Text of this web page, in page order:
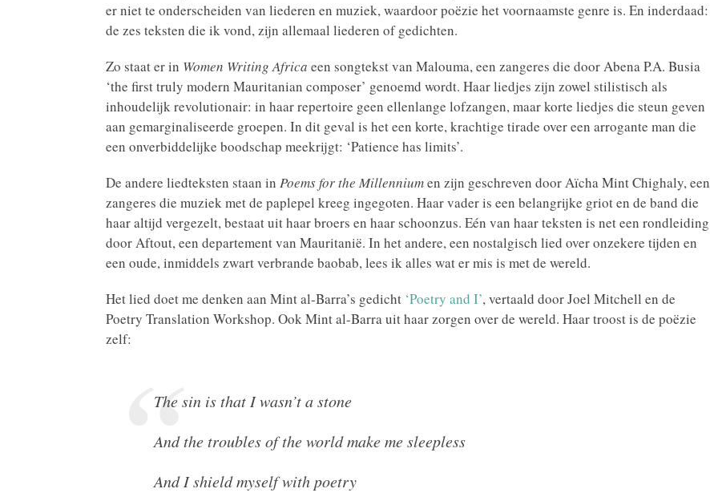
er niet te onderscheiden van liederen en muziek, waardoor poëzie het voornaamste genre is. En inderdaad:
de zes teksten die ik vond, zijn allemaal liederen of gedichten.
Zo staat er in Women Writing Africa een songtekst van Malouma, een zangeres die door Abena P.A. Busia
‘the first truly modern Mauritanian composer’ genoemd wordt. Haar liedjes zijn zowel stilistisch als
inhoudelijk revolutionair: in haar repertoire geen ellenlange lofzangen, maar korte liedjes die steun geven
aan gemarginaliseerde groepen. In dit geval is het een korte, krachtige tirade over een arrogante man die
een onverbiddelijke boodschap meekrijgt: ‘Patience has limits’.
De andere liedteksten staan in Poems for the Millenniumen zijn geschreven door Aïcha Mint Chighaly, een
zangeres die muziek met de paplepel kreeg ingegoten. Haar vader is een belangrijke griot en de band die
haar altijd vergezelt, bestaat uit haar broers en haar schoonzus. Eén van haar teksten is net een rondleiding
door Aftout, een departement van Mauritanië. In het andere, een nostalgisch lied over onzekere tijden en
een oude, inmiddels zwart verbrande baobab, lees ik alles wat er mis is met de wereld.
Het lied doet me denken aan Mint al-Barra’s gedicht ‘Poetry and I’, vertaald door Joel Mitchell en de
Poetry Translation Workshop. Ook Mint al-Barra uit haar zorgen over de wereld. Haar troost is de poëzie
zelf:
The sin is that I wasn’t a stone
And the troubles of the world make me sleepless
And I shield myself with poetry